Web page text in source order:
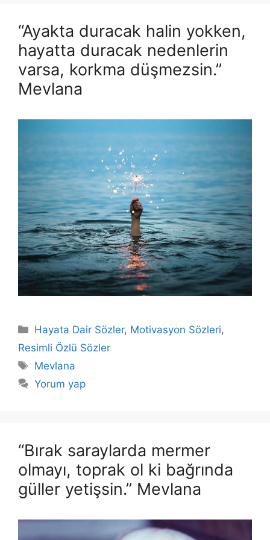
“Ayakta duracak halin yokken,
hayatta duracak nedenlerin
varsa, korkma düşmezsin.”
Mevlana
Kategoriler
Hayata Dair Sözler, Motivasyon Sözleri,
Resimli Özlü Sözler
Etiketler
Mevlana
Yorum yap
“Bırak saraylarda mermer
olmayı, toprak ol ki bağrında
güller yetişsin.” Mevlana